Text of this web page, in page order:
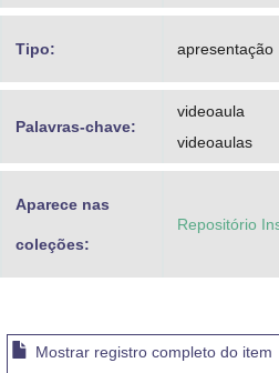
Tipo: apresentação
Palavras-chave:
videoaula
videoaulas
Aparece nas
coleções:
Repositório
Mostrar registro completo do item